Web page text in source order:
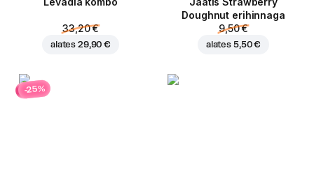
33,20 €
alates 29,90 €
Doughnut erihinnaga
9,50 €
alates 5,50 €
-25%